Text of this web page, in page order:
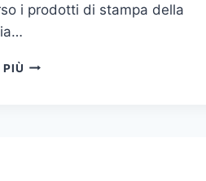
i prodotti di stampa della
PIÙ VUOI